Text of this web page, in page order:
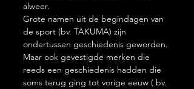
alweer.
Grote namen uit de begindagen van
de sport (bv. TAKUMA) zijn
ondertussen geschiedenis geworden.
Maar ook gevestigde merken die
reeds een geschiedenis hadden die
soms terug ging tot vorige eeuw ( bv.